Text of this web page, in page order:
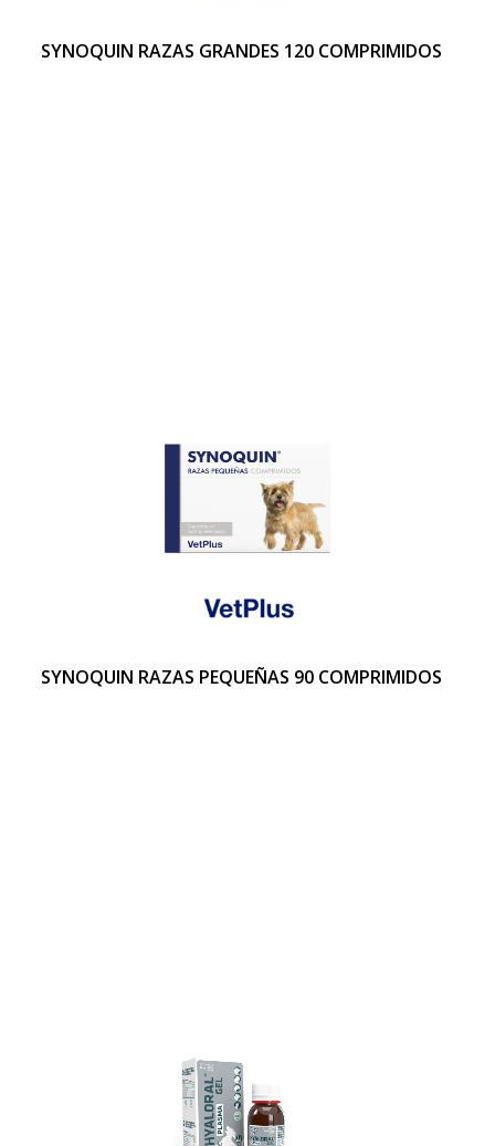
SYNOQUIN RAZAS GRANDES 120 COMPRIMIDOS
SYNOQUIN RAZAS PEQUEÑAS 90 COMPRIMIDOS